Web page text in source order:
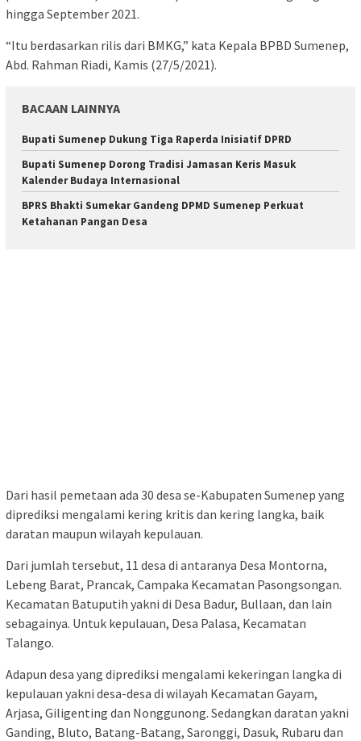
hingga September 2021.
“Itu berdasarkan rilis dari BMKG,” kata Kepala BPBD Sumenep,
Abd. Rahman Riadi, Kamis (27/5/2021).
BACAAN LAINNYA
Bupati Sumenep Dukung Tiga Raperda Inisiatif DPRD
Bupati Sumenep Dorong Tradisi Jamasan Keris Masuk
Kalender Budaya Internasional
BPRS Bhakti Sumekar Gandeng DPMD Sumenep Perkuat
Ketahanan Pangan Desa
Dari hasil pemetaan ada 30 desa se-Kabupaten Sumenep yang
diprediksi mengalami kering kritis dan kering langka, baik
daratan maupun wilayah kepulauan.
Dari jumlah tersebut, 11 desa di antaranya Desa Montorna,
Lebeng Barat, Prancak, Campaka Kecamatan Pasongsongan.
Kecamatan Batuputih yakni di Desa Badur, Bullaan, dan lain
sebagainya. Untuk kepulauan, Desa Palasa, Kecamatan
Talango.
Adapun desa yang diprediksi mengalami kekeringan langka di
kepulauan yakni desa-desa di wilayah Kecamatan Gayam,
Arjasa, Giligenting dan Nonggunong. Sedangkan daratan yakni
Ganding, Bluto, Batang-Batang, Saronggi, Dasuk, Rubaru dan